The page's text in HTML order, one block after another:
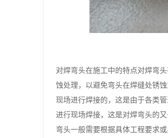
对焊弯头在施工中的特点对焊弯
蚀处理，以避免弯头在焊缝处锈
现场进行焊接的，这是由于各类
进行现场焊接，这是对焊弯头的
弯头一般需要根据具体工程要求